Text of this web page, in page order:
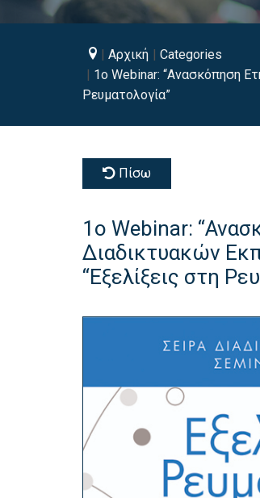
Αρχική
Categories
1o Webinar: “Ανασκόπηση
Ρευματολογία”
Πίσω
1o Webinar:
Διαδικτυακών
“Εξελίξεις στη